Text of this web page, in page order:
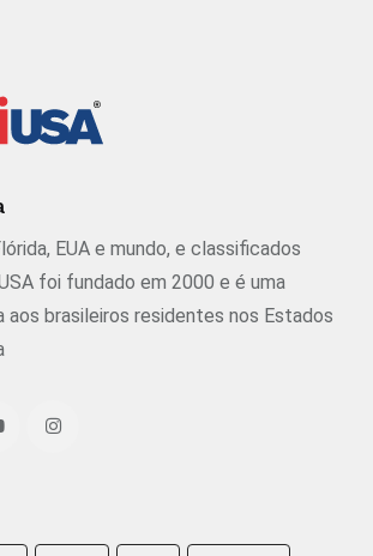
EUA e mundo, e classificados
foi fundado em 2000 e é uma
aos brasileiros residentes nos Estados